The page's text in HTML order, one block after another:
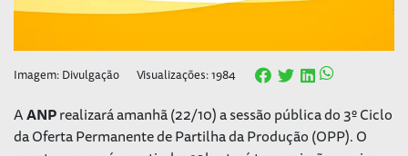
Imagem: Divulgação Visualizações: 1984
AANPrealizará amanhã (22/10) a sessão pública do 3º Ciclo
da Oferta Permanente de Partilha da Produção (OPP). O